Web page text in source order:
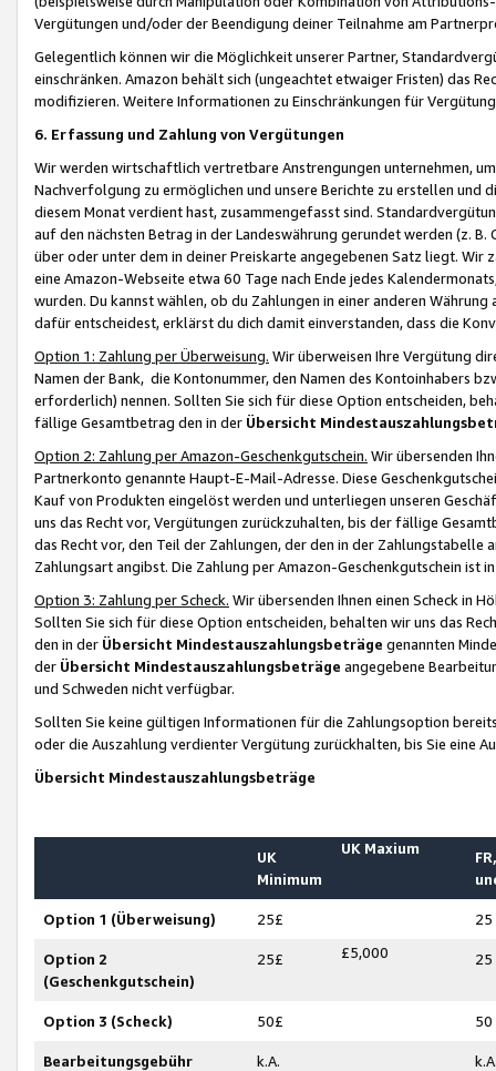
Vergütungen und/oder der Beendigung deiner Teilnahme am
Gelegentlich können wir die Möglichkeit unserer Partner,
einschränken. Amazon behält sich (ungeachtet etwaiger Fristen) das
modifizieren. Weitere Informationen zu Einschränkungen für
6. Erfassung und Zahlung von Vergütungen
Wir werden wirtschaftlich vertretbare Anstrengungen unternehmen,
Nachverfolgung zu ermöglichen und unsere Berichte zu erstellen und
diesem Monat verdient hast, zusammengefasst sind.
auf den nächsten Betrag in der Landeswährung gerundet werden (z.
über oder unter dem in deiner Preiskarte angegebenen Satz liegt.
eine Amazon-Webseite etwa 60 Tage nach Ende jedes
wurden. Du kannst wählen, ob du Zahlungen in einer anderen
dafür entscheidest, erklärst du dich damit einverstanden, dass die
Option 1: Zahlung per Überweisung. Wir überweisen Ihre Vergütung
Namen der Bank, die Kontonummer, den Namen des Kontoinhabers
erforderlich) nennen. Sollten Sie sich für diese Option entscheiden,
fällige Gesamtbetrag den in der Übersicht
Option 2: Zahlung per Amazon-Geschenkgutschein. Wir übersenden
Partnerkonto genannte Haupt-E-Mail-Adresse. Diese
Kauf von Produkten eingelöst werden und unterliegen unseren
uns das Recht vor, Vergütungen zurückzuhalten, bis der fällige
das Recht vor, den Teil der Zahlungen, der den in der
Zahlungsart angibst. Die Zahlung per Amazon-Geschenkgutschein ist
Option 3: Zahlung per Scheck. Wir übersenden Ihnen einen Scheck in
Sollten Sie sich für diese Option entscheiden, behalten wir uns das
den in der Übersicht Mindestauszahlungsbeträge genannten
der Übersicht Mindestauszahlungsbeträge angegebene
und Schweden nicht verfügbar.
Sollten Sie keine gültigen Informationen für die Zahlungsoption
oder die Auszahlung verdienter Vergütung zurückhalten, bis Sie
Übersicht Mindestauszahlungsbeträge
UK
Minimum
UK Maxium
Option 1 (Überweisung) 25£ 25
Option 2
(Geschenkgutschein)
25£ £5,000 25
Option 3 (Scheck) 50£ 50
Bearbeitungsgebühr
k.A.